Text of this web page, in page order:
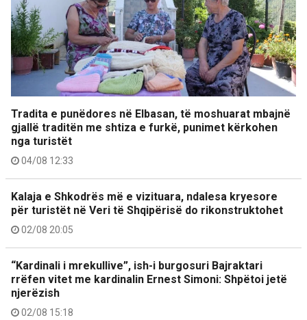
Tradita e punëdores në Elbasan, të moshuarat mbajnë
gjallë traditën me shtiza e furkë, punimet kërkohen
nga turistët
04/08 12:33
Kalaja e Shkodrës më e vizituara, ndalesa kryesore
për turistët në Veri të Shqipërisë do rikonstruktohet
02/08 20:05
“Kardinali i mrekullive”, ish-i burgosuri Bajraktari
rrëfen vitet me kardinalin Ernest Simoni: Shpëtoi jetë
njerëzish
02/08 15:18